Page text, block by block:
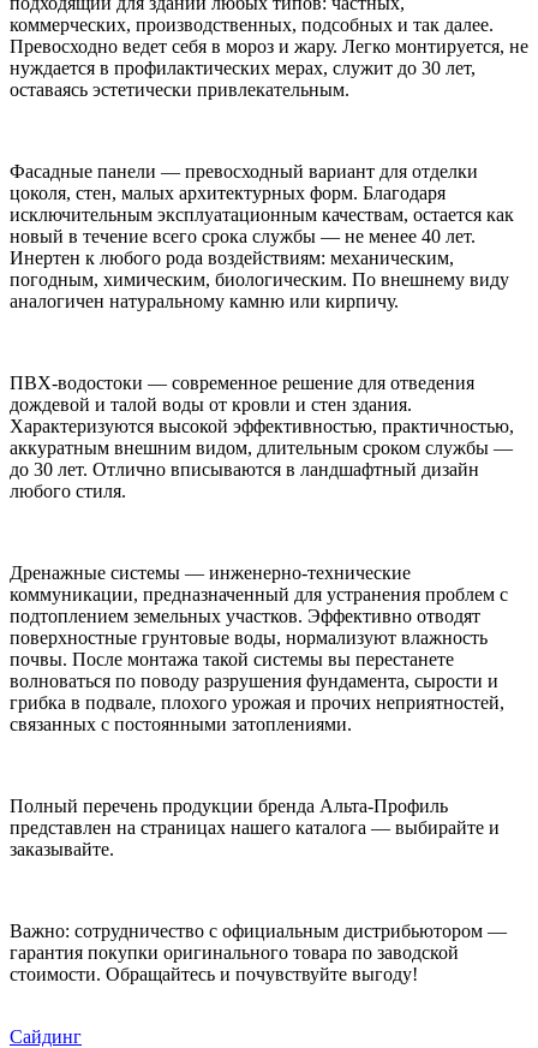
коммерческих, производственных, подсобных и так далее.
Превосходно ведет себя в мороз и жару. Легко монтируется, не
нуждается в профилактических мерах, служит до 30 лет,
оставаясь эстетически привлекательным.
Фасадные панели — превосходный вариант для отделки
цоколя, стен, малых архитектурных форм. Благодаря
исключительным эксплуатационным качествам, остается как
новый в течение всего срока службы — не менее 40 лет.
Инертен к любого рода воздействиям: механическим,
погодным, химическим, биологическим. По внешнему виду
аналогичен натуральному камню или кирпичу.
ПВХ-водостоки — современное решение для отведения
дождевой и талой воды от кровли и стен здания.
Характеризуются высокой эффективностью, практичностью,
аккуратным внешним видом, длительным сроком службы —
до 30 лет. Отлично вписываются в ландшафтный дизайн
любого стиля.
Дренажные системы — инженерно-технические
коммуникации, предназначенный для устранения проблем с
подтоплением земельных участков. Эффективно отводят
поверхностные грунтовые воды, нормализуют влажность
почвы. После монтажа такой системы вы перестанете
волноваться по поводу разрушения фундамента, сырости и
грибка в подвале, плохого урожая и прочих неприятностей,
связанных с постоянными затоплениями.
Полный перечень продукции бренда Альта-Профиль
представлен на страницах нашего каталога — выбирайте и
заказывайте.
Важно: сотрудничество с официальным дистрибьютором —
гарантия покупки оригинального товара по заводской
стоимости. Обращайтесь и почувствуйте выгоду!
Сайдинг